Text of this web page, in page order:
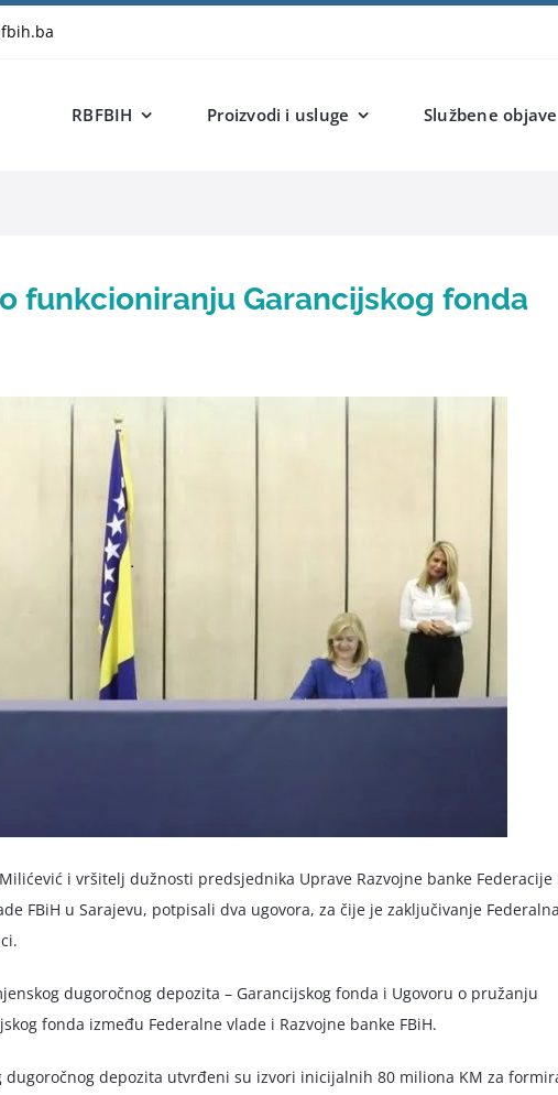
RBFBIH Proizvodi i usluge Službene objave
funkcioniranju Garancijskog fonda
i vršitelj dužnosti predsjednika Uprave Razvojne banke Federacije
FBiH u Sarajevu, potpisali dva ugovora, za čije je zaključivanje
dugoročnog depozita – Garancijskog fonda i Ugovoru o pružanju
fonda između Federalne vlade i Razvojne banke FBiH.
dugoročnog depozita utvrđeni su izvori inicijalnih 80 miliona KM za